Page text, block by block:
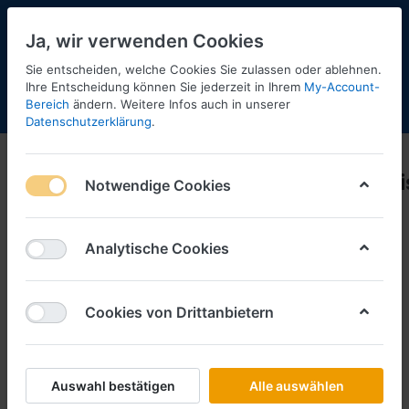
Menü Anmelden Shopaktualisierung
Rietze
Ja, wir verwenden Cookies
Sie entscheiden, welche Cookies Sie zulassen oder ablehnen.
Ihre Entscheidung können Sie jederzeit in Ihrem My-Account-
Bereich ändern. Weitere Infos auch in unserer
Datenschutzerklärung.
Notwendige Cookies
Analytische Cookies
Cookies von Drittanbietern
Auswahl bestätigen Alle auswählen